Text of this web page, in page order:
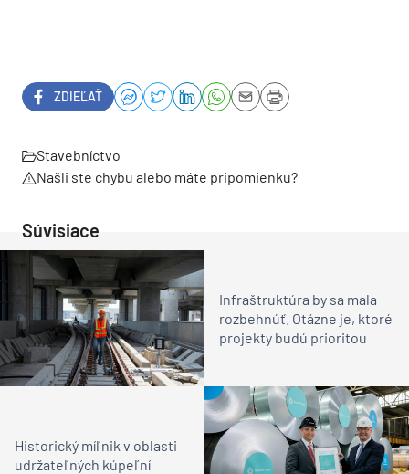
ZDIEĽAŤ
Stavebníctvo
Našli ste chybu alebo máte pripomienku?
Súvisiace
Infraštruktúra by sa mala
rozbehnúť. Otázne je, ktoré
projekty budú prioritou
Historický míľnik v oblasti
udržateľných kúpeľní